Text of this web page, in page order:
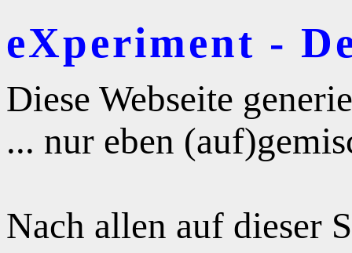
eXperiment -
Diese Webseite
... nur eben
Nach allen auf dieser